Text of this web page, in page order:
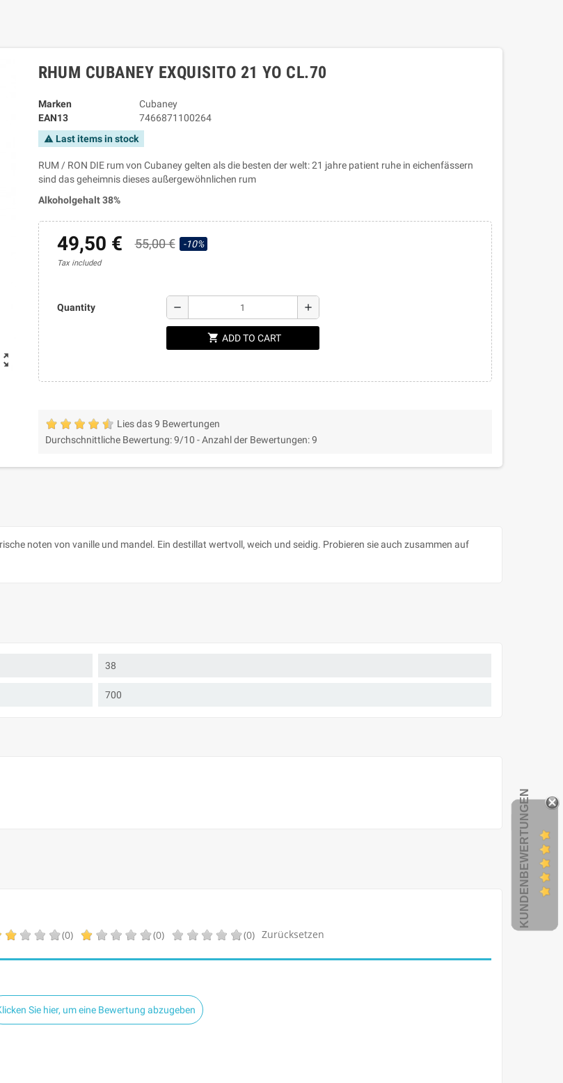
RHUM CUBANEY EXQUISITO 21 YO CL.70
Marken
Cubaney
EAN13
7466871100264
warning Last items in stock
RUM / RON DIE rum von Cubaney gelten als die besten der welt: 21 jahre patient ruhe in eichenfässern
sind das geheimnis dieses außergewöhnlichen rum
Alkoholgehalt 38%
49,50 € 55,00 € -10%
Tax included
Quantity remove add
shopping_cart ADD TO CART
Lies das 9 Bewertungen
Durchschnittliche Bewertung:9/10 -Anzahl der Bewertungen:9
noten von vanille und mandel. Ein destillat wertvoll, weich und seidig. Probieren sie auch zusammen auf
38
700
(0) (0) (0) Zurücksetzen
Sie hier, um eine Bewertung abzugeben
KUNDENBEWERTUNGEN